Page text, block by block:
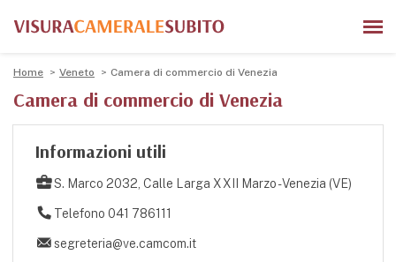
Home Veneto Camera di commercio di Venezia
Camera di commercio di Venezia
Informazioni utili
S. Marco 2032, Calle Larga XXII Marzo - Venezia (VE)
Telefono 041 786111
segreteria@ve.camcom.it